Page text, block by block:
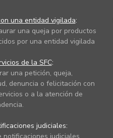
una entidad vigilada:
una queja por productos
por una entidad vigilada
de la SFC:
una petición, queja,
denuncia o felicitación con
o a la atención de
judiciales: